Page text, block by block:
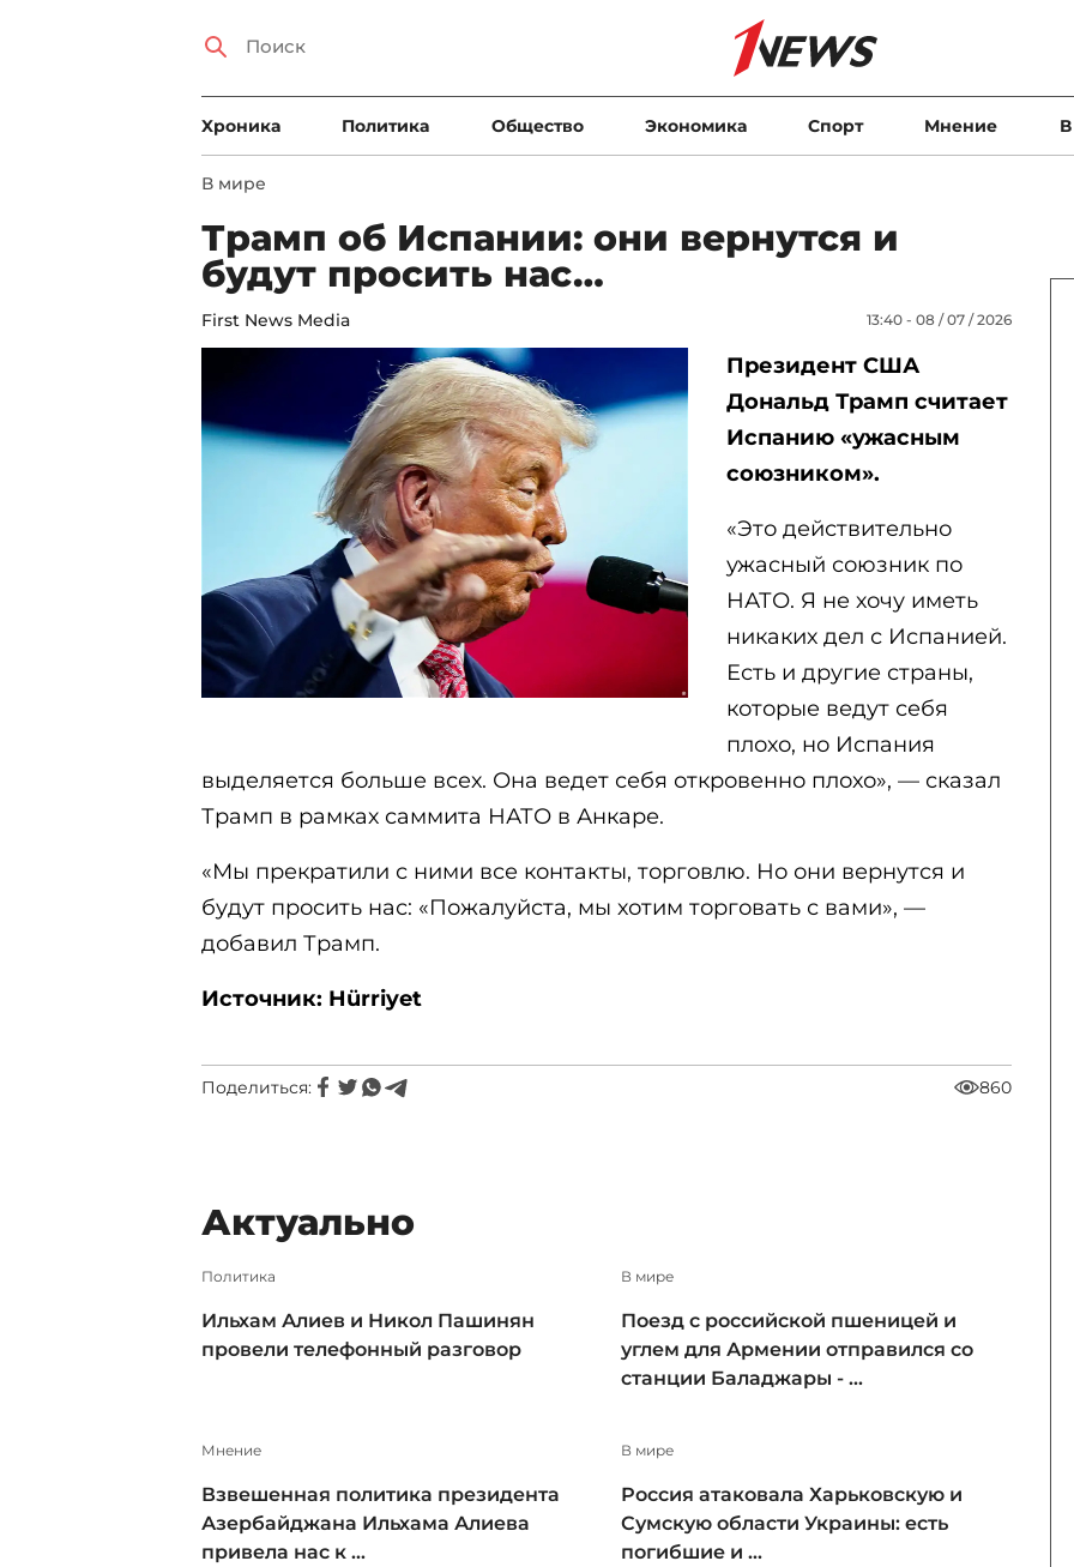
Xроника Политика Общество Экономика Спорт Мнение
В мире
Трамп об Испании: они вернутся и
будут просить нас…
First News Media 13:40 - 08 / 07 / 2026
Президент США
Дональд Трамп считает
Испанию «ужасным
союзником».
«Это действительно
ужасный союзник по
НАТО. Я не хочу иметь
никаких дел с Испанией.
Есть и другие страны,
которые ведут себя
плохо, но Испания
выделяется больше всех. Она ведет себя откровенно плохо», — сказал
Трамп в рамках саммита НАТО в Анкаре.
«Мы прекратили с ними все контакты, торговлю. Но они вернутся и
будут просить нас: «Пожалуйста, мы хотим торговать с вами», —
добавил Трамп.
Источник: Hürriyet
Поделиться: 860
Актуально
Политика
Ильхам Алиев и Никол Пашинян
провели телефонный разговор
В мире
Поезд с российской пшеницей и
углем для Армении отправился со
станции Баладжары - ...
Мнение
Взвешенная политика президента
Азербайджана Ильхама Алиева
привела нас к ...
В мире
Россия атаковала Харьковскую и
Сумскую области Украины: есть
погибшие и ...